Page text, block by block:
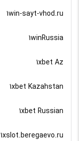
1win-sayt-vhod.ru
1winRussia
1xbet Az
1xbet Kazahstan
1xbet Russian
1xslot.beregaevo.ru